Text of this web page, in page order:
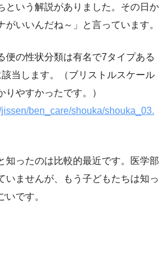
という解説がありました。その日か
がいいんだね～」と言っています。
便の性状分類は有名で7タイプある
当します。（ブリストルスケール
やすかったです。）
ben_care/shouka/shouka_03.
知ったのは比較的最近です。医学部
いませんが、もう子どもたちは知っ
です。